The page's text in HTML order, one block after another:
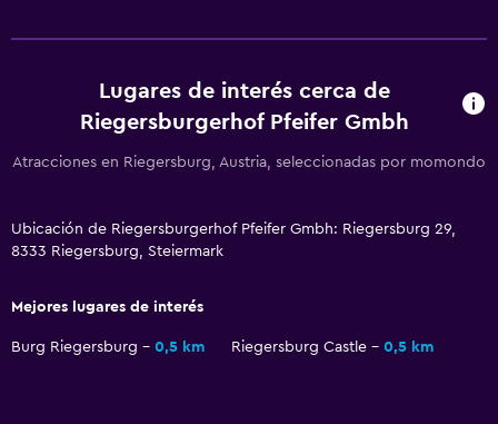
Parque infantil
Armario o clóset
Zona de trabajo
Escritorio
Lugares de interés cerca de
Riegersburgerhof Pfeifer Gmbh
Atracciones en Riegersburg, Austria, seleccionadas por momondo
Ubicación de Riegersburgerhof Pfeifer Gmbh: Riegersburg 29,
8333 Riegersburg, Steiermark
Mejores lugares de interés
Burg Riegersburg 0,5 km Riegersburg Castle 0,5 km